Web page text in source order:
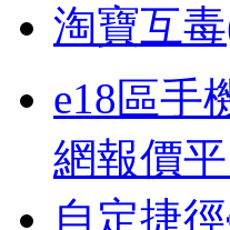
淘寶互
e18區手
網報價
自定捷